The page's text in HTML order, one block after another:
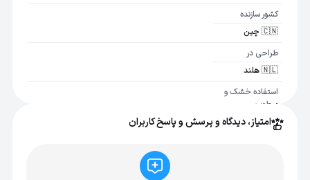
کشور سازنده
🇨🇳 چین
طراحی در
🇳🇱 هلند
استفاده خشک و
مرطوب
بلهامتیاز، دیدگاه و پرسش و پاسخ کاربران